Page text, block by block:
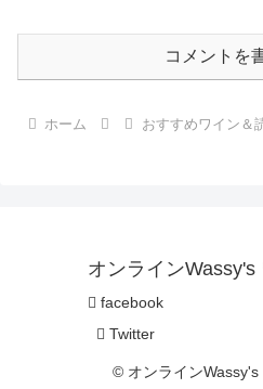
コメントを
ホーム おすすめワイン＆
オンラインWassy's
facebook
Twitter
© オンラインWassy's